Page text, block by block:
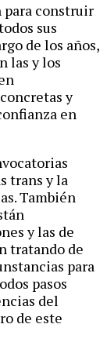
para construir
sus
de los años,
las y los
y
en
trans y la
También
y las de
tratando de
para
pasos
del
de este